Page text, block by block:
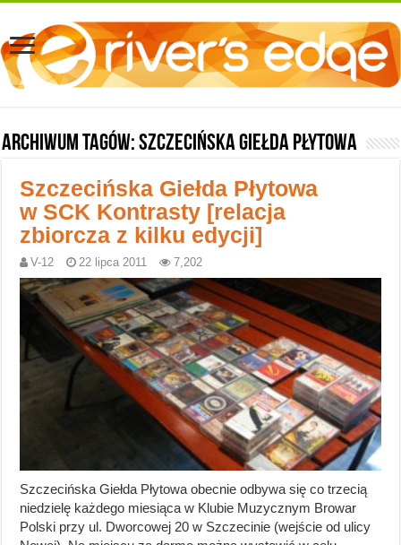
Archiwum tagów:Szczecińska Giełda Płytowa
Szczecińska Giełda Płytowa
w SCK Kontrasty [relacja
zbiorcza z kilku edycji]
V-12 22 lipca 2011 7,202
Szczecińska Giełda Płytowa obecnie odbywa się co trzecią
niedzielę każdego miesiąca w Klubie Muzycznym Browar
Polski przy ul. Dworcowej 20 w Szczecinie (wejście od ulicy